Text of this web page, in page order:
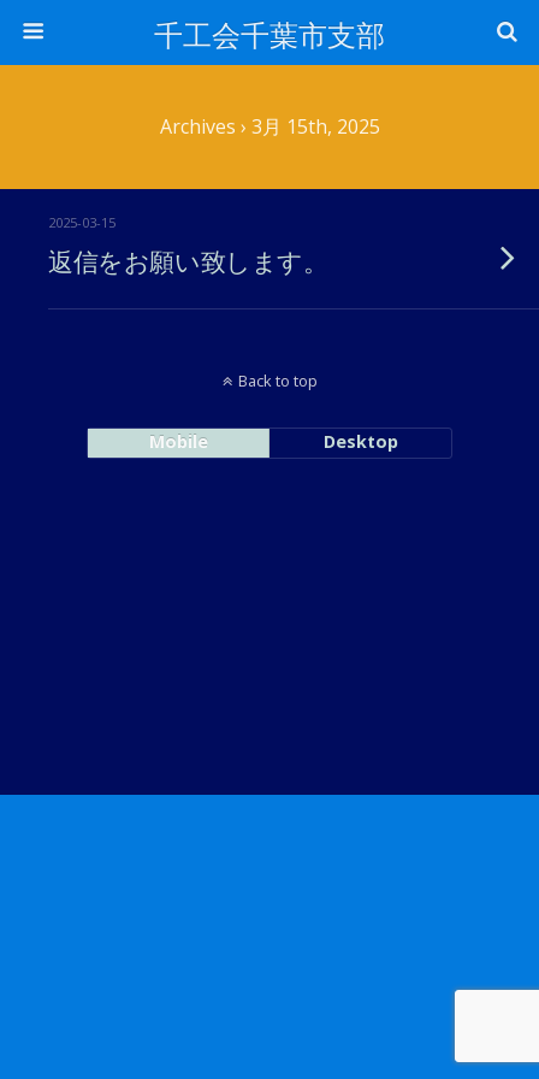
千工会千葉市支部
Archives › 3月 15th, 2025
2025-03-15
返信をお願い致します。
Back to top
Mobile Desktop